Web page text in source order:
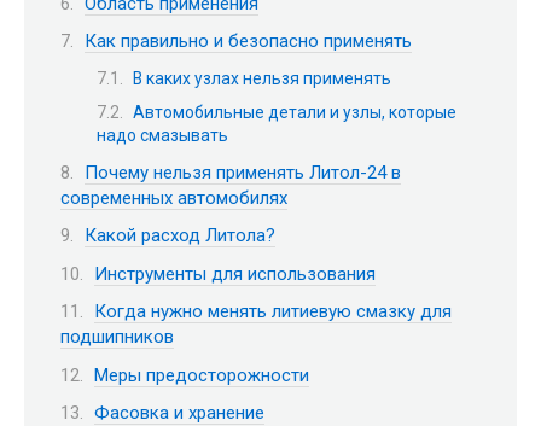
Как правильно и безопасно применять
В каких узлах нельзя применять
Автомобильные детали и узлы, которые
надо смазывать
Почему нельзя применять Литол-24 в
современных автомобилях
Какой расход Литола?
Инструменты для использования
Когда нужно менять литиевую смазку для
подшипников
Меры предосторожности
Фасовка и хранение